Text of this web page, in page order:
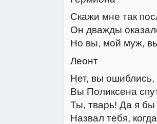
Скажи мне так
Он дважды
Но вы, мой муж,
Леонт
Нет, вы
Вы Поликсена
Ты, тварь! Да я
Назвал тебя,